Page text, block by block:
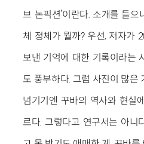
브 논픽션’이란다. 소개를 들
체 정체가 뭘까? 우선, 저자가
보낸 기억에 대한 기록이라는
도 풍부하다. 그럼 사진이 많은
넘기기엔 꾸바의 역사와 현실
르다. 그렇다고 연구서는 아니